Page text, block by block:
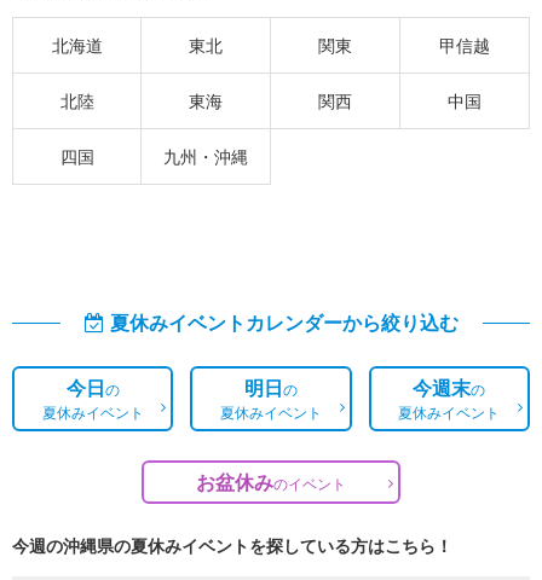
北海道 東北 関東 甲信越
北陸 東海 関西 中国
四国 九州・沖縄
夏休みイベントカレンダーから絞り込む
今日の
夏休みイベント
明日の
夏休みイベント
今週末の
夏休みイベント
お盆休みのイベント
今週の沖縄県の夏休みイベントを探している方はこちら！